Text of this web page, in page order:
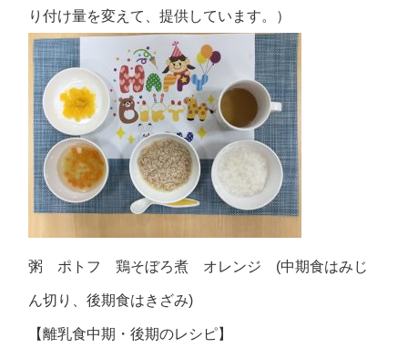
り付け量を変えて、提供しています。）
粥 ポトフ 鶏そぼろ煮 オレンジ (中期食はみじ
ん切り、後期食はきざみ)
【離乳食中期・後期のレシピ】